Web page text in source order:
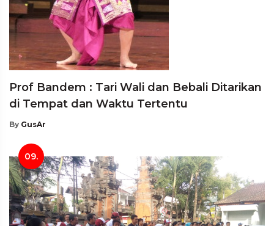
Prof Bandem : Tari Wali dan Bebali Ditarikan
di Tempat dan Waktu Tertentu
By GusAr
09.